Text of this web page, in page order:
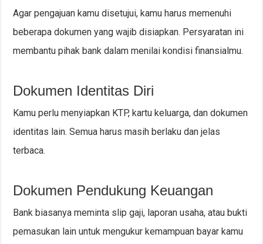
Agar pengajuan kamu disetujui, kamu harus memenuhi
beberapa dokumen yang wajib disiapkan. Persyaratan ini
membantu pihak bank dalam menilai kondisi finansialmu.
Dokumen Identitas Diri
Kamu perlu menyiapkan KTP, kartu keluarga, dan dokumen
identitas lain. Semua harus masih berlaku dan jelas
terbaca.
Dokumen Pendukung Keuangan
Bank biasanya meminta slip gaji, laporan usaha, atau bukti
pemasukan lain untuk mengukur kemampuan bayar kamu